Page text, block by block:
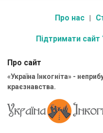
Про нас
Підтримати сайт
Про сайт
«Україна Інкогніта» -
краєзнавства.